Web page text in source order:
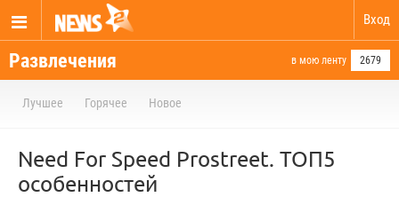
Вход
Развлечения в мою ленту 2679
Лучшее Горячее Новое
Need For Speed Prostreet. ТОП5
особенностей